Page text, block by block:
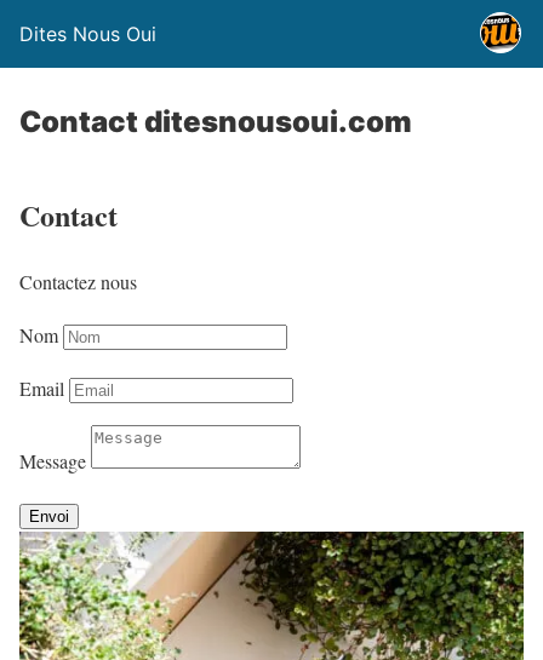
Dites Nous Oui
Contact ditesnousoui.com
Contact
Contactez nous
Nom
Email
Message
Envoi